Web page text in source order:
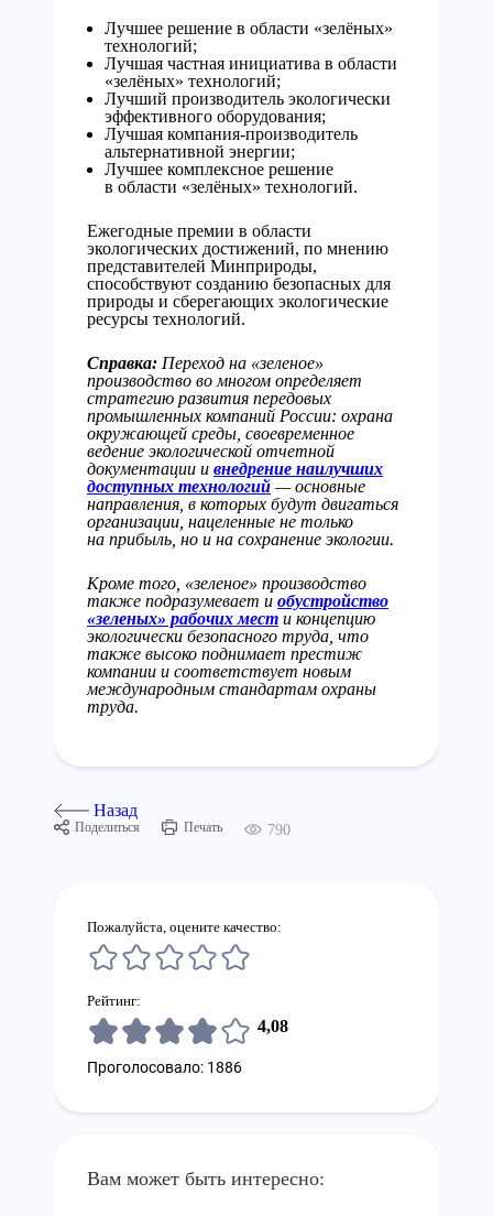
Лучшее решение в области «зелёных»
технологий;
Лучшая частная инициатива в области
«зелёных» технологий;
Лучший производитель экологически
эффективного оборудования;
Лучшая компания-производитель
альтернативной энергии;
Лучшее комплексное решение
в области «зелёных» технологий.
Ежегодные премии в области
экологических достижений, по мнению
представителей Минприроды,
способствуют созданию безопасных для
природы и сберегающих экологические
ресурсы технологий.
Справка: Переход на «зеленое»
производство во многом определяет
стратегию развития передовых
промышленных компаний России: охрана
окружающей среды, своевременное
ведение экологической отчетной
документации и внедрение наилучших
доступных технологий — основные
направления, в которых будут двигаться
организации, нацеленные не только
на прибыль, но и на сохранение экологии.
Кроме того, «зеленое» производство
также подразумевает и обустройство
«зеленых» рабочих мест и концепцию
экологически безопасного труда, что
также высоко поднимает престиж
компании и соответствует новым
международным стандартам охраны
труда.
Назад
Поделиться Печать 790
Пожалуйста, оцените качество:
Рейтинг:
4,08
Проголосовало: 1886
Вам может быть интересно: